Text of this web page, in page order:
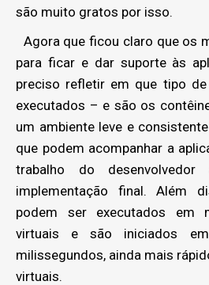
são muito gratos por isso.
Agora que ficou claro que os
para ficar e dar suporte às
preciso refletir em que tipo
executados – e são os
um ambiente leve e
que podem acompanhar a
trabalho do
implementação final. Além
podem ser executados em
virtuais e são iniciados
milissegundos, ainda mais
virtuais.